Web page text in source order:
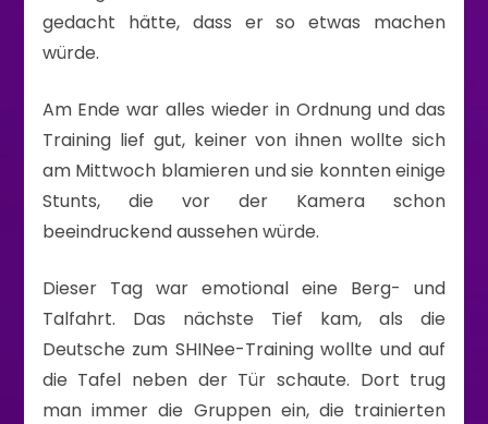
gedacht hätte, dass er so etwas machen
würde.
Am Ende war alles wieder in Ordnung und das
Training lief gut, keiner von ihnen wollte sich
am Mittwoch blamieren und sie konnten einige
Stunts, die vor der Kamera schon
beeindruckend aussehen würde.
Dieser Tag war emotional eine Berg- und
Talfahrt. Das nächste Tief kam, als die
Deutsche zum SHINee-Training wollte und auf
die Tafel neben der Tür schaute. Dort trug
man immer die Gruppen ein, die trainierten